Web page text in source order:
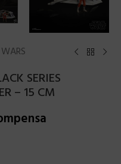
SERIES
– 15 CM